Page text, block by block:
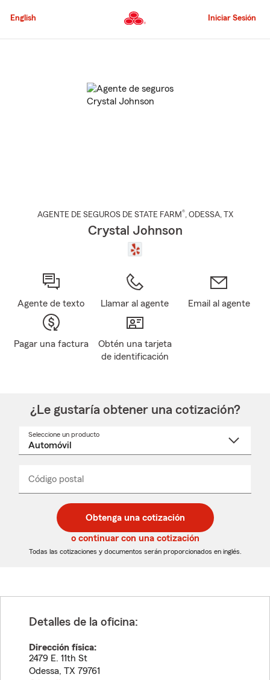
al
principal
English Iniciar Sesión
AGENTE DE SEGUROS DE STATE FARM®, ODESSA, TX
Crystal Johnson
Agente de texto Llamar al agente Email al agente
Pagar una factura
Obtén una tarjeta
de identificación
¿Le gustaría obtener una cotización?
Seleccione un producto
desplegable
Código postal
de
5
dígitos
de
5
dígitos
_____
Obtenga una cotización
o continuar con una cotización
Todas las cotizaciones y documentos serán proporcionados en inglés.
Detalles de la oficina:
Dirección física:
2479 E. 11th St
Odessa, TX 79761